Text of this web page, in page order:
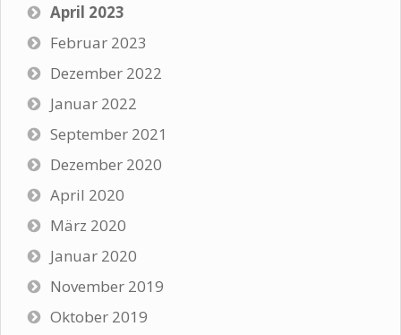
April 2023
Februar 2023
Dezember 2022
Januar 2022
September 2021
Dezember 2020
April 2020
März 2020
Januar 2020
November 2019
Oktober 2019